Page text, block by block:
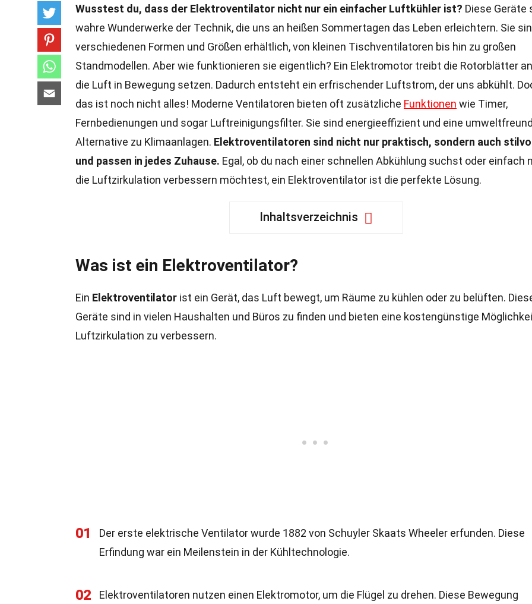
Wusstest du, dass der Elektroventilator nicht nur ein einfacher Luftkühler ist? Diese Geräte
wahre Wunderwerke der Technik, die uns an heißen Sommertagen das Leben erleichtern. Sie
verschiedenen Formen und Größen erhältlich, von kleinen Tischventilatoren bis hin zu großen
Standmodellen. Aber wie funktionieren sie eigentlich? Ein Elektromotor treibt die Rotorblätter
die Luft in Bewegung setzen. Dadurch entsteht ein erfrischender Luftstrom, der uns abkühlt.
das ist noch nicht alles! Moderne Ventilatoren bieten oft zusätzliche Funktionen wie Timer,
Fernbedienungen und sogar Luftreinigungsfilter. Sie sind energieeffizient und eine
Alternative zu Klimaanlagen. Elektroventilatoren sind nicht nur praktisch, sondern auch stilvoll
und passen in jedes Zuhause. Egal, ob du nach einer schnellen Abkühlung suchst oder einfach
die Luftzirkulation verbessern möchtest, ein Elektroventilator ist die perfekte Lösung.
Inhaltsverzeichnis
Was ist ein Elektroventilator?
Ein Elektroventilator ist ein Gerät, das Luft bewegt, um Räume zu kühlen oder zu belüften.
Geräte sind in vielen Haushalten und Büros zu finden und bieten eine kostengünstige
Luftzirkulation zu verbessern.
01
Der erste elektrische Ventilator wurde 1882 von Schuyler Skaats Wheeler erfunden. Diese
Erfindung war ein Meilenstein in der Kühltechnologie.
02
Elektroventilatoren nutzen einen Elektromotor, um die Flügel zu drehen. Diese Bewegung